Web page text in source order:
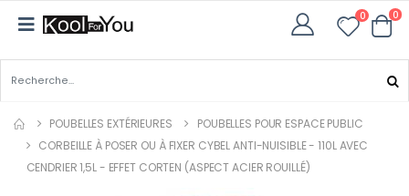
0 0
POUBELLES EXTÉRIEURES
POUBELLES POUR ESPACE PUBLIC
CORBEILLE À POSER OU À FIXER CYBEL ANTI-NUISIBLE - 110L AVEC
CENDRIER 1,5L - EFFET CORTEN (ASPECT ACIER ROUILLÉ)